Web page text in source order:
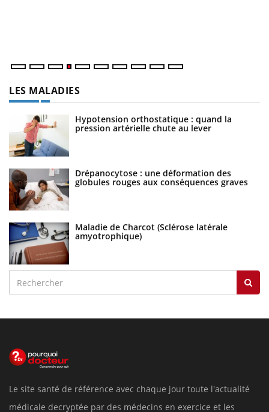
LES MALADIES
Hypotension orthostatique : quand la
pression artérielle chute au lever
Drépanocytose : une déformation des
globules rouges aux conséquences graves
Maladie de Charcot (Sclérose latérale
amyotrophique)
Le site santé de référence avec chaque jour toute l'actualité
médicale decryptée par des médecins en exercice et les